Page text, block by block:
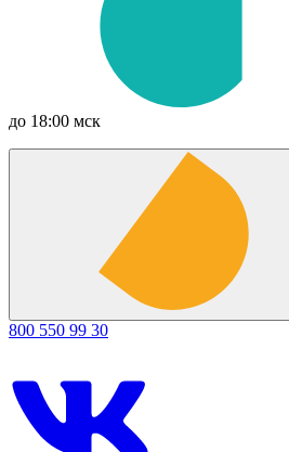
до 18:00 мск
800 550 99 30